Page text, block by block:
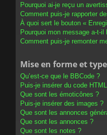
Pourquoi ai-je reçu un
Comment puis-je rapporter
À quoi sert le bouton «
Pourquoi mon message a-t-il
Comment puis-je remonter
Mise en forme et
Qu’est-ce que le BBCode ?
Puis-je insérer du code
Que sont les émoticônes ?
Puis-je insérer des images ?
Que sont les annonces
Que sont les annonces ?
Que sont les notes ?